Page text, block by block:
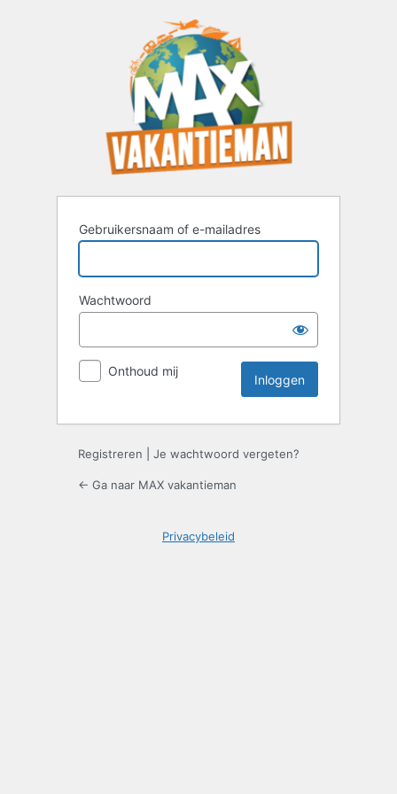
Gebruikersnaam of e-mailadres
Wachtwoord
Onthoud mij
Registreren Je wachtwoord vergeten?
← Ga naar MAX vakantieman
Privacybeleid